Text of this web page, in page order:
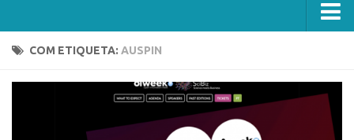
Polos
Polo Capital
Polo Lorena
Polo São Carlos
Agency
Coordenação
COM ETIQUETA: AUSPIN